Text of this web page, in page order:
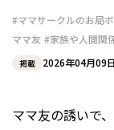
#ママサークルのお局
ママ友 #家族や人間関
掲載 2026年04月09
ママ友の誘いで